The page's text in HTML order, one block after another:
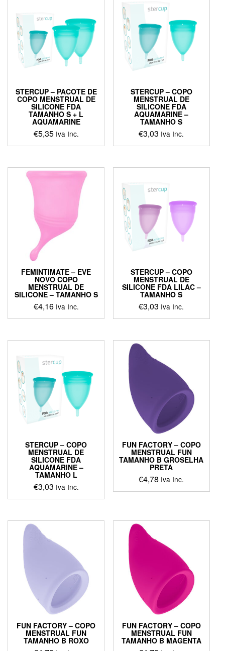
STERCUP – PACOTE DE
COPO MENSTRUAL DE
SILICONE FDA
TAMANHO S + L
AQUAMARINE
€5,35 Iva Inc.
STERCUP – COPO
MENSTRUAL DE
SILICONE FDA
AQUAMARINE –
TAMANHO S
€3,03 Iva Inc.
FEMINTIMATE – EVE
NOVO COPO
MENSTRUAL DE
SILICONE – TAMANHO S
€4,16 Iva Inc.
STERCUP – COPO
MENSTRUAL DE
SILICONE FDA LILAC –
TAMANHO S
€3,03 Iva Inc.
STERCUP – COPO
MENSTRUAL DE
SILICONE FDA
AQUAMARINE –
TAMANHO L
€3,03 Iva Inc.
FUN FACTORY – COPO
MENSTRUAL FUN
TAMANHO B GROSELHA
PRETA
€4,78 Iva Inc.
FUN FACTORY – COPO
MENSTRUAL FUN
TAMANHO B ROXO
FUN FACTORY – COPO
MENSTRUAL FUN
TAMANHO B MAGENTA